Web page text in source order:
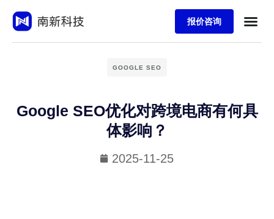
报价咨询
GOOGLE SEO
Google SEO优化对跨境电商有何具
体影响？
2025-11-25